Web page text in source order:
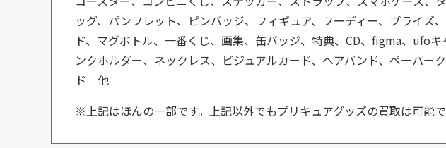
ッグ、パンフレット、ピンバッジ、フィギュア、フーディー、プライ
ド、マグボトル、一番くじ、画集、缶バッジ、特典、CD、figma、ufo
ンクホルダー、ネックレス、ビジュアルカード、ヘアバンド、ペーパ
ド 他
※上記はほんの一部です。上記以外でもプリキュアグッズの買取は可能で